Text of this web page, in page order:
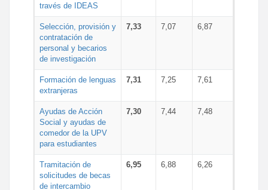
través de IDEAS
Selección, provisión y
contratación de
personal y becarios
de investigación
7,33 7,07 6,87
Formación de lenguas
extranjeras
7,31 7,25 7,61
Ayudas de Acción
Social y ayudas de
comedor de la UPV
para estudiantes
7,30 7,44 7,48
Tramitación de
solicitudes de becas
de intercambio
6,95 6,88 6,26